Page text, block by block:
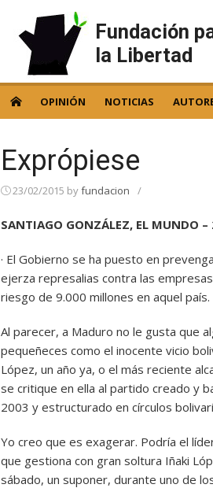
Fundación
la Libertad
OPINIÓN NOTICIAS
Exprópiese
23/02/2015 byfundacion /
SANTIAGO GONZÁLEZ, EL MUNDO
· El Gobierno se ha puesto en
ejerza represalias contra las
riesgo de 9.000 millones en aquel
Al parecer, a Maduro no le gusta que
pequeñeces como el inocente vicio
López, un año ya, o el más reciente
se critique en ella al partido creado y
2003 y estructurado en círculos
Yo creo que es exagerar. Podría el
que gestiona con gran soltura Iñaki
sábado, un suponer, durante uno de